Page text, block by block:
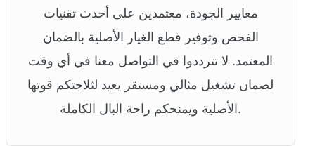
معايير الجودة، معتمدين على أحدث تقنيات
الفحص وتوفير قطع الغيار الأصلية بالضمان
المعتمد. لا تترددوا في التواصل معنا في أي وقت
لضمان تشغيل مثالي ومستقر يعيد لثلاجتكم قوتها
الأصلية ويمنحكم راحة البال الكاملة.